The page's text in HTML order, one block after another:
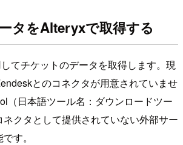
タをAlteryxで取得する
てチケットのデータを取得します。現
とのコネクタが用意されていませ
（日本語ツール名：ダウンロードツー
クタとして提供されていない外部サー
す。